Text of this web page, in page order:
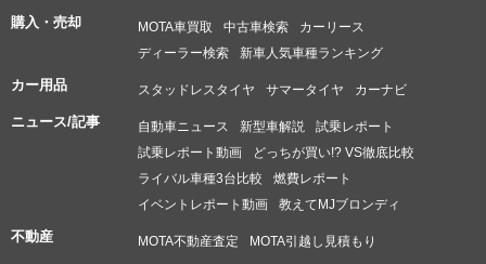
購入・売却 MOTA車買取 中古車検索
カーリース
ディーラー検索
新車人気車種ランキング
カー用品 スタッドレスタイヤ サマータイヤ カーナビ
ニュース/記事 自動車ニュース 新型車解説
試乗レポート
試乗レポート動画
どっちが買い!? VS徹底比較
ライバル車種3台比較
燃費レポート
イベントレポート動画
教えてMJブロンディ
不動産 MOTA不動産査定 MOTA引越し見積もり